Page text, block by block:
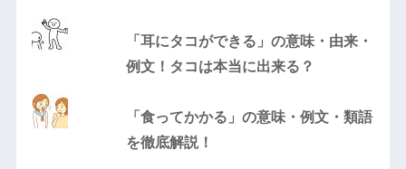
「耳にタコができる」の意味・由来・
例文！タコは本当に出来る？
「食ってかかる」の意味・例文・類語
を徹底解説！